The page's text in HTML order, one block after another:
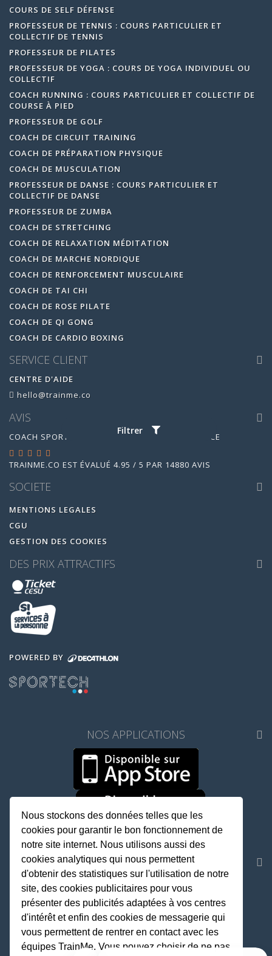
Filtrer
COURS DE SELF DÉFENSE
PROFESSEUR DE TENNIS : COURS PARTICULIER ET
COLLECTIF DE TENNIS
PROFESSEUR DE PILATES
PROFESSEUR DE YOGA : COURS DE YOGA INDIVIDUEL OU
COLLECTIF
COACH RUNNING : COURS PARTICULIER ET COLLECTIF DE
COURSE À PIED
PROFESSEUR DE GOLF
COACH DE CIRCUIT TRAINING
COACH DE PRÉPARATION PHYSIQUE
COACH DE MUSCULATION
PROFESSEUR DE DANSE : COURS PARTICULIER ET
COLLECTIF DE DANSE
PROFESSEUR DE ZUMBA
COACH DE STRETCHING
COACH DE RELAXATION MÉDITATION
COACH DE MARCHE NORDIQUE
COACH DE RENFORCEMENT MUSCULAIRE
COACH DE TAI CHI
COACH DE ROSE PILATE
COACH DE QI GONG
COACH DE CARDIO BOXING
SERVICE CLIENT
CENTRE D'AIDE
hello@trainme.co
AVIS
COACH SPORTIF À DOMICILE SUR TOUTE LA FRANCE
TRAINME.CO EST ÉVALUÉ 4.95 / 5 PAR 14880 AVIS
SOCIETE
MENTIONS LEGALES
CGU
GESTION DES COOKIES
DES PRIX ATTRACTIFS
POWERED BY
NOS APPLICATIONS
REJOIGNEZ LA COMMUNAUTE
Fait avec♥par TrainMe
© TrainMe 2021
Nous stockons des données telles que les
cookies pour garantir le bon fonctionnement de
notre site internet. Nous utilisons aussi des
cookies analytiques qui nous permettent
d'obtenir des statistiques sur l'utilisation de notre
site, des cookies publicitaires pour vous
présenter des publicités adaptées à vos centres
d'intérêt et enfin des cookies de messagerie qui
vous permettent de rentrer en contact avec les
équipes TrainMe. Vous pouvez choisir de ne pas